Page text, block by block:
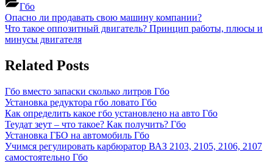
Гбо
Навигация
по
Previous
Post:
Опасно ли продавать свою машину компании?
Next
Post:
Что такое оппозитный двигатель? Принцип работы, плюсы и
минусы двигателя
Related Posts
Гбо вместо запаски сколько литров Гбо
Установка редуктора гбо ловато Гбо
Как определить какое гбо установлено на авто Гбо
Теудат зеут – что такое? Как получить? Гбо
Установка ГБО на автомобиль Гбо
Учимся регулировать карбюратор ВАЗ 2103, 2105, 2106, 2107
самостоятельно Гбо